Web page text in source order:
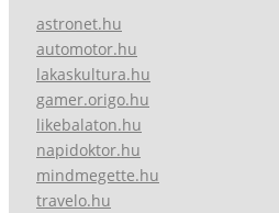
astronet.hu
automotor.hu
lakaskultura.hu
gamer.origo.hu
likebalaton.hu
napidoktor.hu
mindmegette.hu
travelo.hu